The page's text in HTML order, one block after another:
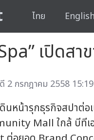
ไทย English
เปิดส
2 กรกฎาคม 2558
ดินหน้ารุกธุรกิจสปาต่
Mall ใกล้ บีทีเ